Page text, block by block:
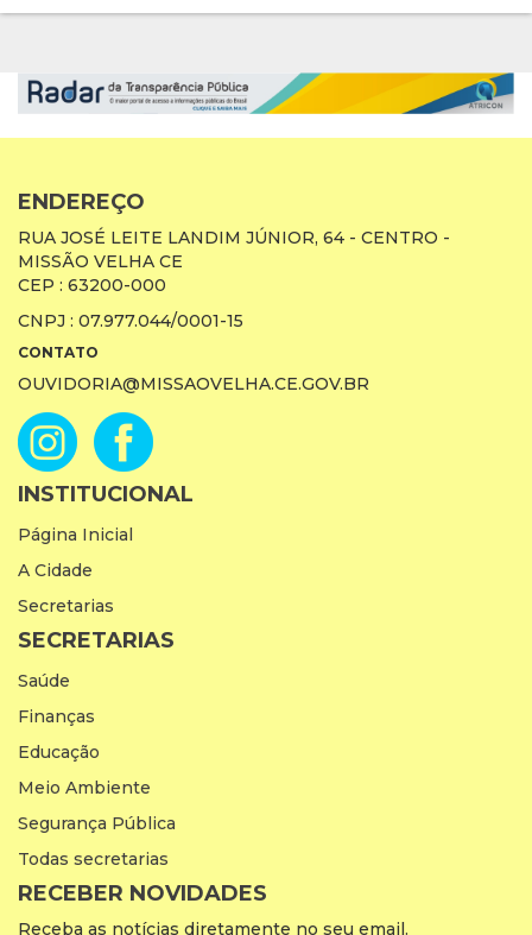
ENDEREÇO
RUA JOSÉ LEITE LANDIM JÚNIOR, 64 - CENTRO -
MISSÃO VELHA CE
CEP : 63200-000
CNPJ : 07.977.044/0001-15
CONTATO
OUVIDORIA@MISSAOVELHA.CE.GOV.BR
INSTITUCIONAL
Página Inicial
A Cidade
Secretarias
SECRETARIAS
Saúde
Finanças
Educação
Meio Ambiente
Segurança Pública
Todas secretarias
RECEBER NOVIDADES
Receba as notícias diretamente no seu email.